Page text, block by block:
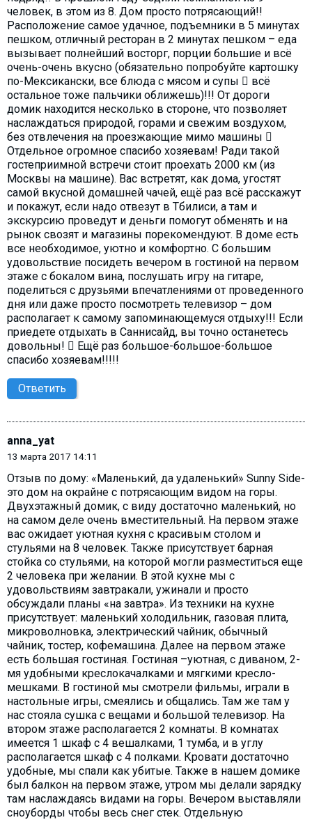
человек, в этом из 8. Дом просто потрясающий!!
Расположение самое удачное, подъемники в 5 минутах
пешком, отличный ресторан в 2 минутах пешком – еда
вызывает полнейший восторг, порции большие и всё
очень-очень вкусно (обязательно попробуйте картошку
по-Мексикански, все блюда с мясом и супы  всё
остальное тоже пальчики оближешь)!!! От дороги
домик находится несколько в стороне, что позволяет
наслаждаться природой, горами и свежим воздухом,
без отвлечения на проезжающие мимо машины 
Отдельное огромное спасибо хозяевам! Ради такой
гостеприимной встречи стоит проехать 2000 км (из
Москвы на машине). Вас встретят, как дома, угостят
самой вкусной домашней чачей, ещё раз всё расскажут
и покажут, если надо отвезут в Тбилиси, а там и
экскурсию проведут и деньги помогут обменять и на
рынок свозят и магазины порекомендуют. В доме есть
все необходимое, уютно и комфортно. С большим
удовольствие посидеть вечером в гостиной на первом
этаже с бокалом вина, послушать игру на гитаре,
поделиться с друзьями впечатлениями от проведенного
дня или даже просто посмотреть телевизор – дом
располагает к самому запоминающемуся отдыху!!! Если
приедете отдыхать в Саннисайд, вы точно останетесь
довольны!  Ещё раз большое-большое-большое
спасибо хозяевам!!!!!
Ответить
anna_yat
13 марта 2017 14:11
Отзыв по дому: «Маленький, да удаленький» Sunny Side-
это дом на окрайне с потрясающим видом на горы.
Двухэтажный домик, с виду достаточно маленький, но
на самом деле очень вместительный. На первом этаже
вас ожидает уютная кухня с красивым столом и
стульями на 8 человек. Также присутствует барная
стойка со стульями, на которой могли разместиться еще
2 человека при желании. В этой кухне мы с
удовольствиям завтракали, ужинали и просто
обсуждали планы «на завтра». Из техники на кухне
присутствует: маленький холодильник, газовая плита,
микроволновка, электрический чайник, обычный
чайник, тостер, кофемашина. Далее на первом этаже
есть большая гостиная. Гостиная –уютная, с диваном, 2-
мя удобными креслокачалками и мягкими кресло-
мешками. В гостиной мы смотрели фильмы, играли в
настольные игры, смеялись и общались. Там же там у
нас стояла сушка с вещами и большой телевизор. На
втором этаже располагается 2 комнаты. В комнатах
имеется 1 шкаф с 4 вешалками, 1 тумба, и в углу
располагается шкаф с 4 полками. Кровати достаточно
удобные, мы спали как убитые. Также в нашем домике
был балкон на первом этаже, утром мы делали зарядку
там наслаждаясь видами на горы. Вечером выставляли
сноуборды чтобы весь снег стек. Отдельную